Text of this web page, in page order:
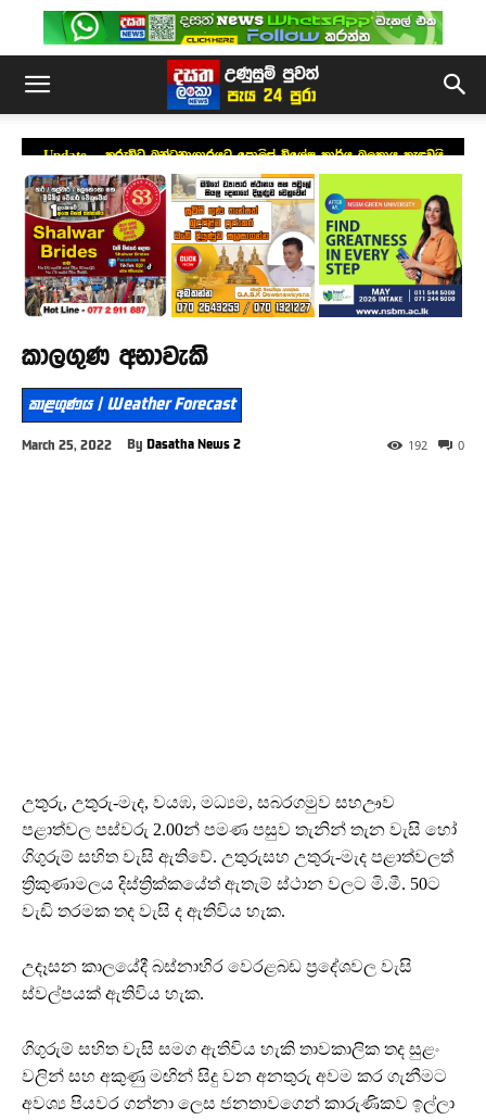
Update – කුරුවිට බන්ධනාගාරයට පොලිස් විශේෂ කාර්ය බලකාය කැඳවයි
කාලගුණ අනාවැකි
කාළගුණය | Weather Forecast
March 25, 2022 By Dasatha News 2 0
192
උතුරු, උතුරු-මැද, වයඹ, මධ්‍යම, සබරගමුව සහඌව
පළාත්වල පස්වරු 2.00න් පමණ පසුව තැනින් තැන වැසි හෝ
ගිගුරුම් සහිත වැසි ඇතිවේ. උතුරුසහ උතුරු-මැද පළාත්වලත්
ත්‍රිකුණාමලය දිස්ත්‍රික්කයේත් ඇතැම් ස්ථාන වලට මි.මී. 50ට
වැඩි තරමක තද වැසි ද ඇතිවිය හැක.
උදෑසන කාලයේදී බස්නාහිර වෙරළබඩ ප්‍රදේශවල වැසි
ස්වල්පයක් ඇතිවිය හැක.
ගිගුරුම් සහිත වැසි සමග ඇතිවිය හැකි තාවකාලික තද සුළං
වලින් සහ අකුණු මඟින් සිදු වන අනතුරු අවම කර ගැනීමට
අවශ්‍ය පියවර ගන්නා ලෙස ජනතාවගෙන් කාරුණිකව ඉල්ලා